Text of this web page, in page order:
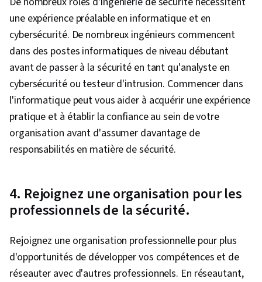
risques, Protection des actifs, Analyse des
risques
une expérience préalable en informatique et en
cybersécurité. De nombreux ingénieurs commencent
dans des postes informatiques de niveau débutant
avant de passer à la sécurité en tant qu'analyste en
cybersécurité ou testeur d'intrusion. Commencer dans
l'informatique peut vous aider à acquérir une expérience
pratique et à établir la confiance au sein de votre
organisation avant d'assumer davantage de
responsabilités en matière de sécurité.
4. Rejoignez une organisation pour les
professionnels de la sécurité.
Rejoignez une organisation professionnelle pour plus
d'opportunités de développer vos compétences et de
réseauter avec d'autres professionnels. En réseautant,